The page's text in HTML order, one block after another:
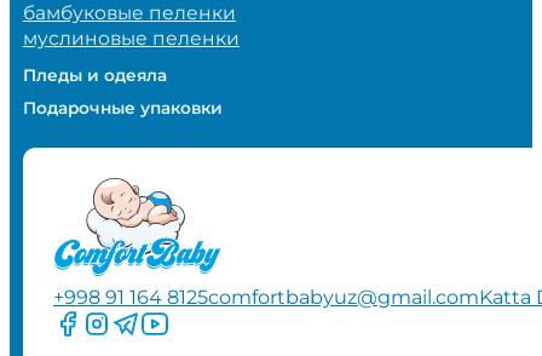
бамбуковые пеленки
муслиновые пеленки
Пледы и одеяла
Подарочные упаковки
+998 91 164 8125comfortbabyuz@gmail.comKatta
Следите за нами на Facebook
Следите за нами в Instagram
Следите за нами в Telegram
Следите за нами в YouTube